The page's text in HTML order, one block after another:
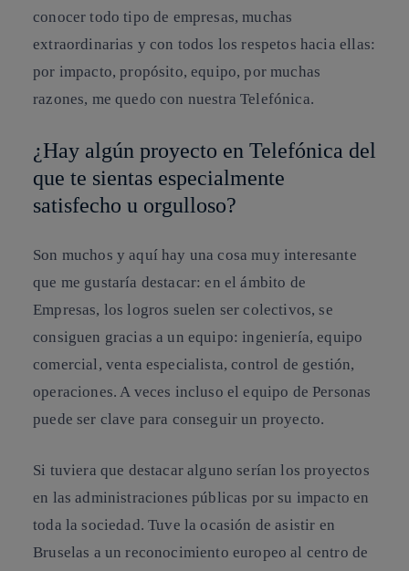
conocer todo tipo de empresas, muchas
extraordinarias y con todos los respetos hacia ellas:
por impacto, propósito, equipo, por muchas
razones, me quedo con nuestra Telefónica.
¿Hay algún proyecto en Telefónica del
que te sientas especialmente
satisfecho u orgulloso?
Son muchos y aquí hay una cosa muy interesante
que me gustaría destacar: en el ámbito de
Empresas, los logros suelen ser colectivos, se
consiguen gracias a un equipo: ingeniería, equipo
comercial, venta especialista, control de gestión,
operaciones. A veces incluso el equipo de Personas
puede ser clave para conseguir un proyecto.
Si tuviera que destacar alguno serían los proyectos
en las administraciones públicas por su impacto en
toda la sociedad. Tuve la ocasión de asistir en
Bruselas a un reconocimiento europeo al centro de